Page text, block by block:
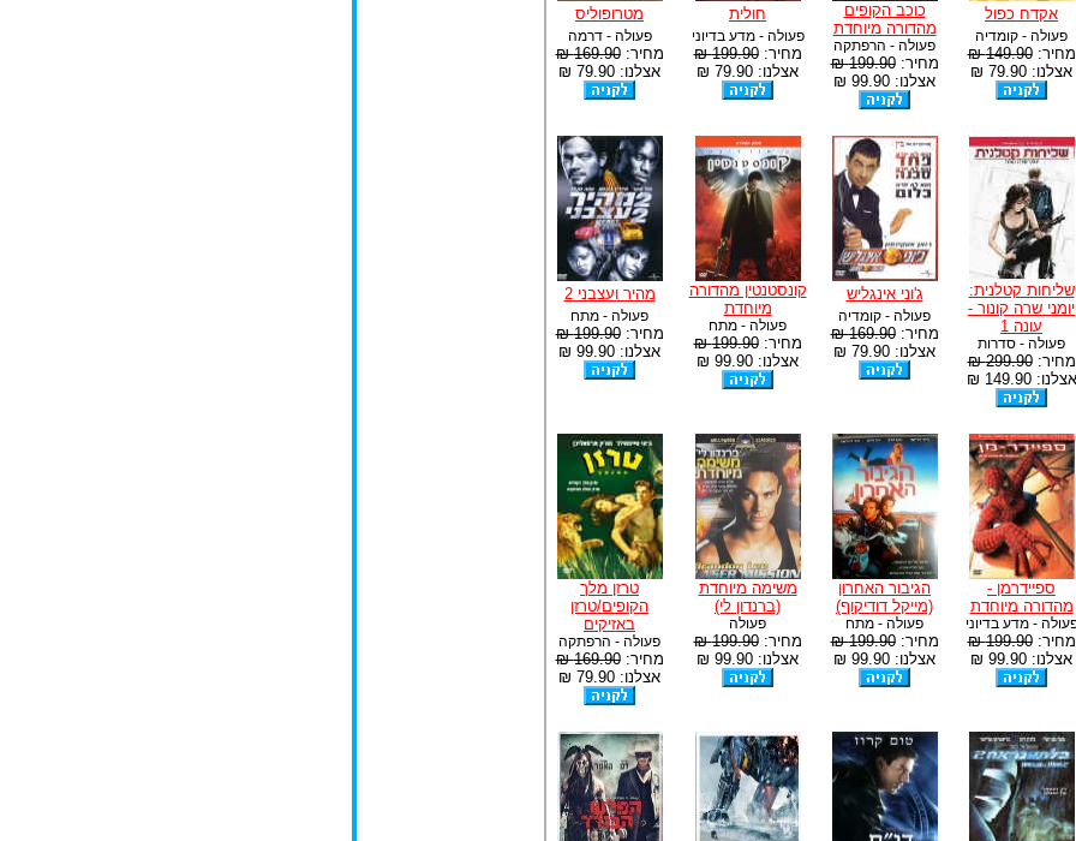
אקדח כפול
פעולה - קומדיה
מחיר:149.90 ₪
אצלנו: 79.90 ₪
כוכב הקופים
מהדורה מיוחדת
פעולה - הרפתקה
מחיר:199.90 ₪
אצלנו: 99.90 ₪
חולית
פעולה - מדע בדיוני
מחיר:199.90 ₪
אצלנו: 79.90 ₪
מטרופוליס
פעולה - דרמה
מחיר:169.90 ₪
אצלנו: 79.90 ₪
שליחות קטלנית:
יומני שרה קונור -
עונה 1
פעולה - סדרות
מחיר:299.90 ₪
אצלנו: 149.90 ₪
ג'וני אינגליש
פעולה - קומדיה
מחיר:169.90 ₪
אצלנו: 79.90 ₪
קונסטנטין מהדורה
מיוחדת
פעולה - מתח
מחיר:199.90 ₪
אצלנו: 99.90 ₪
מהיר ועצבני 2
פעולה - מתח
מחיר:199.90 ₪
אצלנו: 99.90 ₪
ספיידרמן -
מהדורה מיוחדת
- מדע בדיוני
מחיר:199.90 ₪
אצלנו: 99.90 ₪
הגיבור האחרון
(מייקל דודיקוף)
פעולה - מתח
מחיר:199.90 ₪
אצלנו: 99.90 ₪
משימה מיוחדת
(ברנדון לי)
פעולה
מחיר:199.90 ₪
אצלנו: 99.90 ₪
טרזן מלך
הקופים/טרזן
באזיקים
פעולה - הרפתקה
מחיר:169.90 ₪
אצלנו: 79.90 ₪